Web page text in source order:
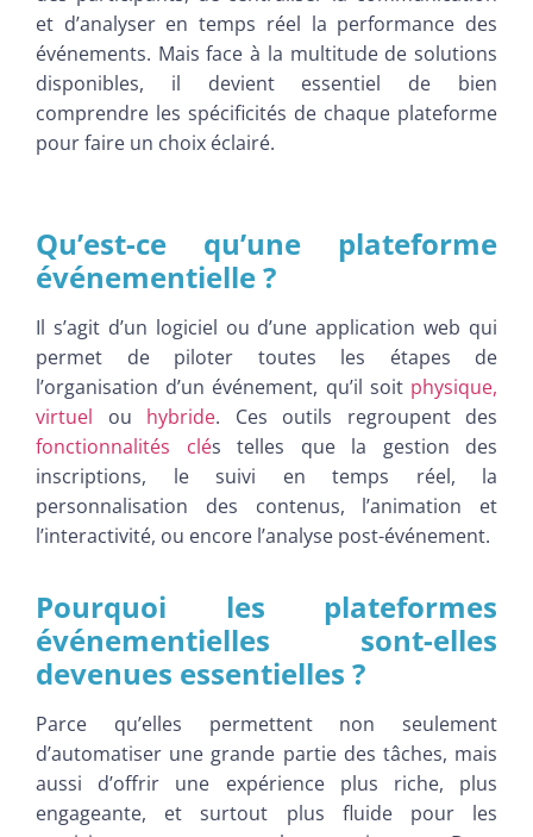
et d’analyser en temps réel la performance des
événements. Mais face à la multitude de solutions
disponibles, il devient essentiel de bien
comprendre les spécificités de chaque plateforme
pour faire un choix éclairé.
Qu’est-ce qu’une plateforme
événementielle ?
Il s’agit d’un logiciel ou d’une application web qui
permet de piloter toutes les étapes de
l’organisation d’un événement, qu’il soit physique,
virtuel ou hybride. Ces outils regroupent des
fonctionnalités clés telles que la gestion des
inscriptions, le suivi en temps réel, la
personnalisation des contenus, l’animation et
l’interactivité, ou encore l’analyse post-événement.
Pourquoi les plateformes
événementielles sont-elles
devenues essentielles ?
Parce qu’elles permettent non seulement
d’automatiser une grande partie des tâches, mais
aussi d’offrir une expérience plus riche, plus
engageante, et surtout plus fluide pour les